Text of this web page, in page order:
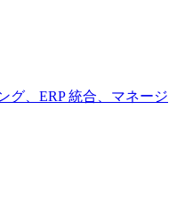
グ、ERP 統合、マネージ